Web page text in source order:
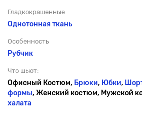
Гладкокрашенные
Однотонная ткань
Особенность
Рубчик
Что шьют:
Офисный Костюм, Брюки, Юбки,
формы, Женский костюм, Мужской
халата